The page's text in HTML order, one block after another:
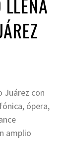
Juárez con
ópera,
amplio